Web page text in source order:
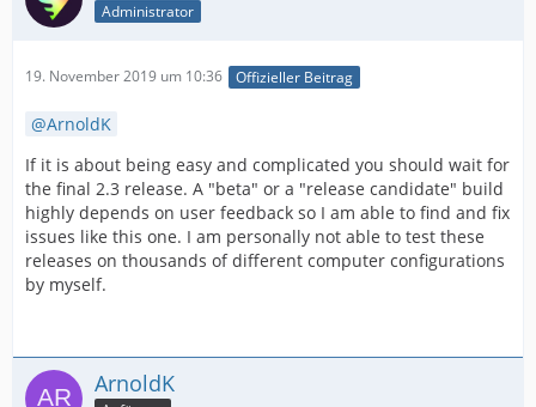
Administrator
19. November 2019 um 10:36 Offizieller Beitrag
ArnoldK
If it is about being easy and complicated you should wait for
the final 2.3 release. A "beta" or a "release candidate" build
highly depends on user feedback so I am able to find and fix
issues like this one. I am personally not able to test these
releases on thousands of different computer configurations
by myself.
ArnoldK